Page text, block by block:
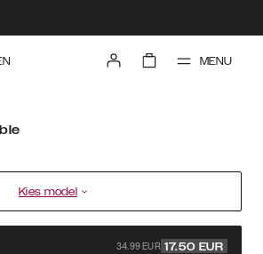
MENU
Kies model
34.99 EUR 17.50 EUR